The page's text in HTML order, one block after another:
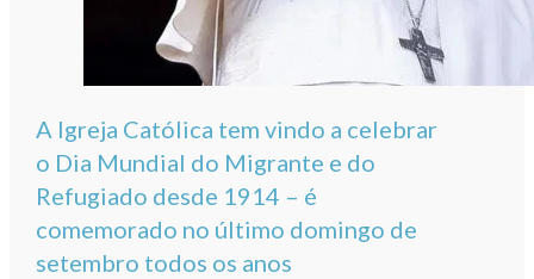
A Igreja Católica tem vindo a celebrar
o Dia Mundial do Migrante e do
Refugiado desde 1914 – é
comemorado no último domingo de
setembro todos os anos